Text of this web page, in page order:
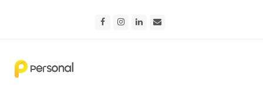
FacebookInstagram
LinkedIn